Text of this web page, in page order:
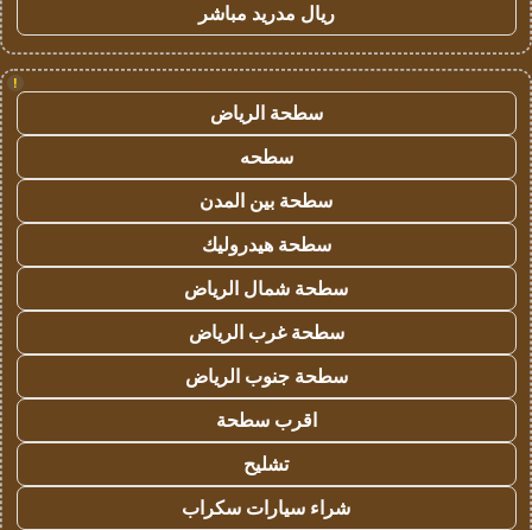
ريال مدريد مباشر
!
سطحة الرياض
سطحه
سطحة بين المدن
سطحة هيدروليك
سطحة شمال الرياض
سطحة غرب الرياض
سطحة جنوب الرياض
اقرب سطحة
تشليح
شراء سيارات سكراب